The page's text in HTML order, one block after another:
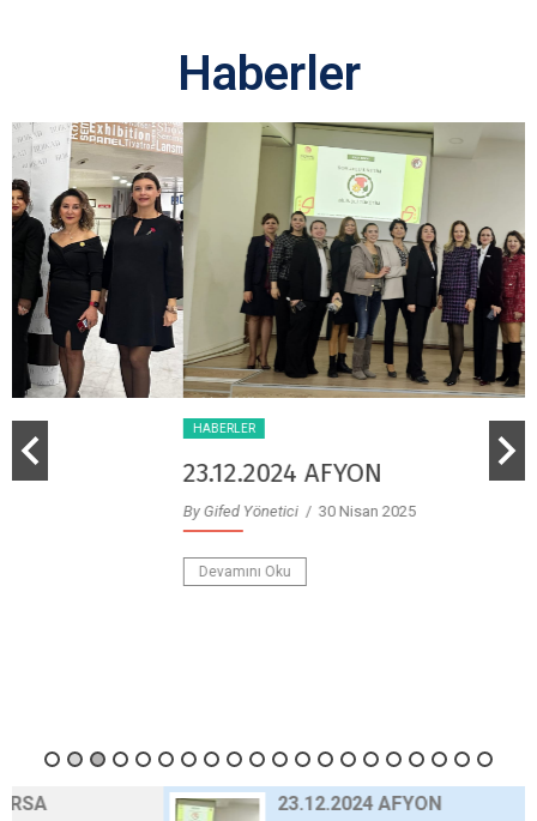
Haberler
23.12.2024 AFYON
/ 30 Nisan 2025
23.12.2024 AFYON